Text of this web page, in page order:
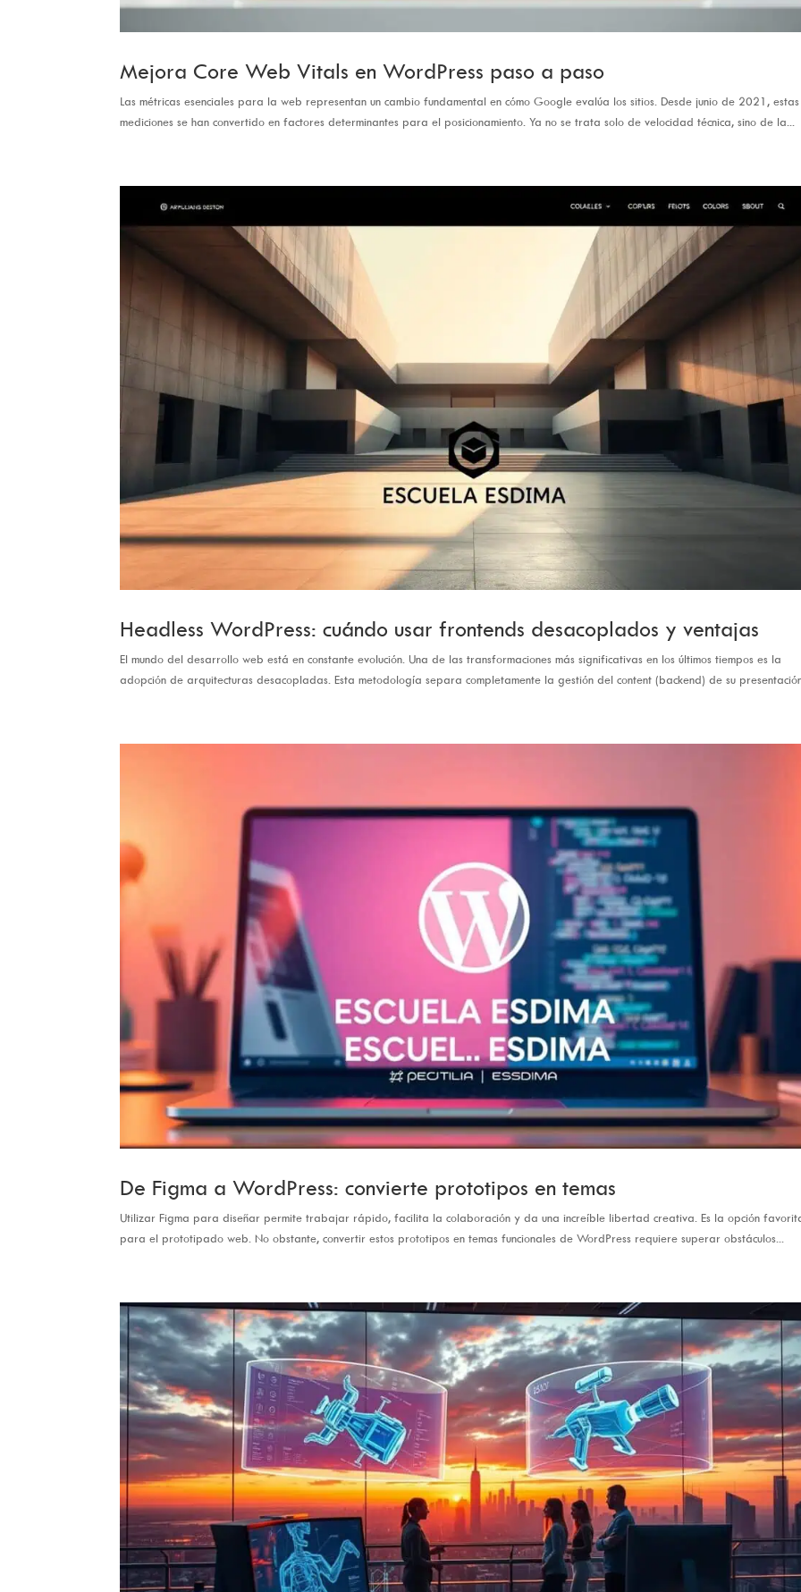
Mejora Core Web Vitals en WordPress paso a paso
Las métricas esenciales para la web representan un cambio fundamental en cómo Google evalúa los sitios. Desde junio de 2021, estas
mediciones se han convertido en factores determinantes para el posicionamiento. Ya no se trata solo de velocidad técnica, sino de la...
Headless WordPress: cuándo usar frontends desacoplados y ventajas
El mundo del desarrollo web está en constante evolución. Una de las transformaciones más significativas en los últimos tiempos es la
adopción de arquitecturas desacopladas. Esta metodología separa completamente la gestión del content (backend) de su
De Figma a WordPress: convierte prototipos en temas
Utilizar Figma para diseñar permite trabajar rápido, facilita la colaboración y da una increíble libertad creativa. Es la opción
para el prototipado web. No obstante, convertir estos prototipos en temas funcionales de WordPress requiere superar obstáculos...